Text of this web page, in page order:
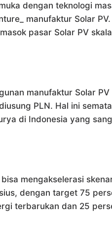
dengan teknologi
manufaktur Solar
pasar Solar PV
manufaktur Solar
PLN. Hal ini
di Indonesia yang
mengakselerasi
dengan target 75
terbarukan dan 25